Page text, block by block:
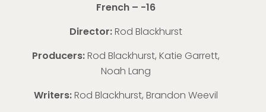
French – -16
Director:Rod Blackhurst
Producers:Rod Blackhurst, Katie Garrett,
Noah Lang
Writers:Rod Blackhurst, Brandon Weevil